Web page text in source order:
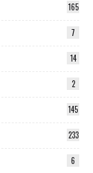
165
7
14
2
145
233
6